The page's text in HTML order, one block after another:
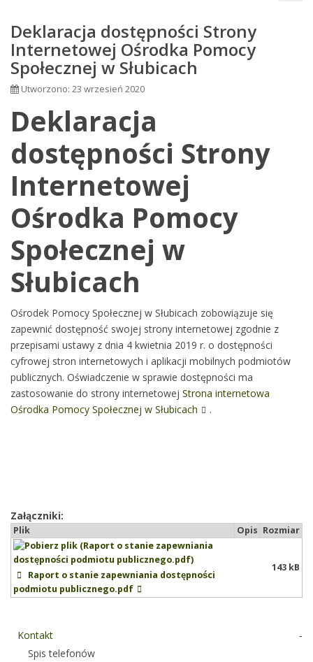
Deklaracja dostępności Strony
Internetowej Ośrodka Pomocy
Społecznej w Słubicach
Utworzono: 23 wrzesień 2020
Deklaracja
dostępności Strony
Internetowej
Ośrodka Pomocy
Społecznej w
Słubicach
Ośrodek Pomocy Społecznej w Słubicach zobowiązuje się
zapewnić dostępność swojej strony internetowej zgodnie z
przepisami ustawy z dnia 4 kwietnia 2019 r. o dostępności
cyfrowej stron internetowych i aplikacji mobilnych podmiotów
publicznych. Oświadczenie w sprawie dostępności ma
zastosowanie do strony internetowej Strona internetowa
Ośrodka Pomocy Społecznej w Słubicach
.
Załączniki:
Plik Opis Rozmiar
Raport o stanie zapewniania dostępności
podmiotu publicznego.pdf
143 kB
Kontakt
Spis telefonów